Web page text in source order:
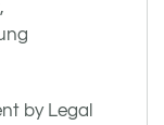
by Legal